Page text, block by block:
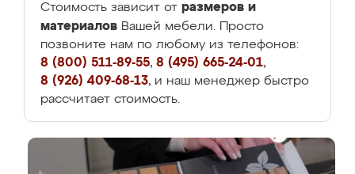
Стоимость зависит от размеров и
материалов Вашей мебели. Просто
позвоните нам по любому из телефонов:
8 (800) 511-89-55, 8 (495) 665-24-01,
8 (926) 409-68-13, и наш менеджер быстро
рассчитает стоимость.